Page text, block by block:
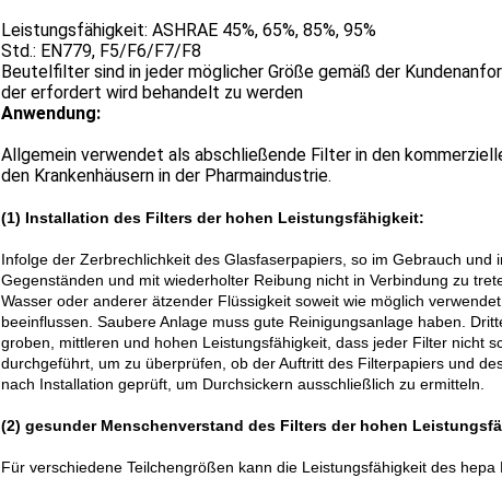
Leistungsfähigkeit: ASHRAE 45%, 65%, 85%, 95%
Std.: EN779, F5/F6/F7/F8
Beutelfilter sind in jeder möglicher Größe gemäß der
der erfordert wird behandelt zu werden
Anwendung:
Allgemein verwendet als abschließende Filter in den
den Krankenhäusern in der Pharmaindustrie.
(1) Installation des Filters der hohen Leistungsfähigkeit:
Infolge der Zerbrechlichkeit des Glasfaserpapiers, so im Gebrauch
Gegenständen und mit wiederholter Reibung nicht in Verbindung zu
Wasser oder anderer ätzender Flüssigkeit soweit wie möglich
beeinflussen. Saubere Anlage muss gute Reinigungsanlage haben.
groben, mittleren und hohen Leistungsfähigkeit, dass jeder Filter nicht
durchgeführt, um zu überprüfen, ob der Auftritt des Filterpapiers und
nach Installation geprüft, um Durchsickern ausschließlich zu ermitteln.
(2) gesunder Menschenverstand des Filters der hohen
Für verschiedene Teilchengrößen kann die Leistungsfähigkeit des